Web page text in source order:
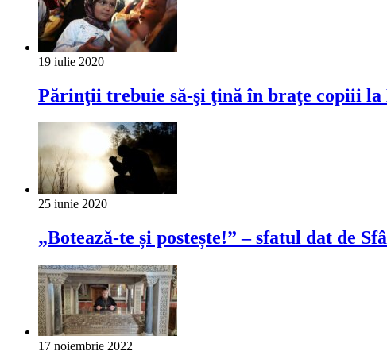
19 iulie 2020
Părinţii trebuie să-şi ţină în braţe copiii
25 iunie 2020
„Botează-te și postește!” – sfatul dat de
17 noiembrie 2022